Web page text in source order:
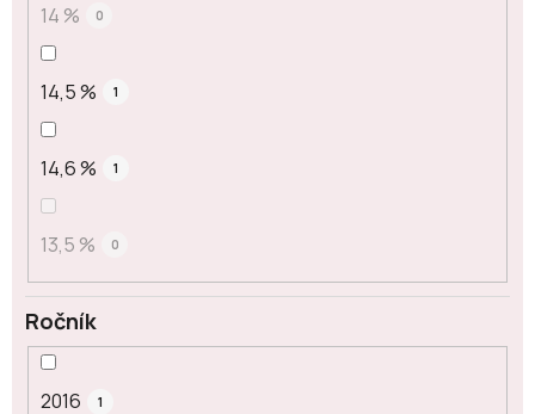
14 % 0
14,5 % 1
14,6 % 1
13,5 % 0
Ročník
2016 1